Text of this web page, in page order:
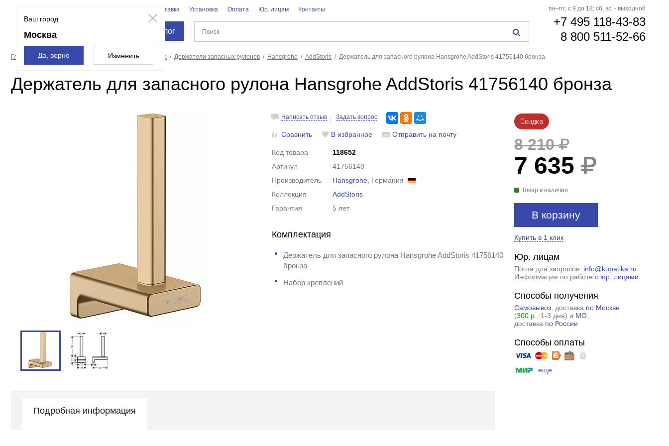
Ваш город
Москва
Да, верно Изменить
Доставка Установка Оплата Юр. лицам Контакты
Каталог
пн–пт, с 9 до 18; сб, вс: - выходной
+7 495 118-43-83
8 800 511-52-66
Главная страница Аксессуары для ванной и туалета Держатели запасных рулонов Hansgrohe AddStoris Держатель для запасного рулона Hansgrohe AddStoris 41756140 бронза
Держатель для запасного рулона Hansgrohe AddStoris 41756140 бронза
Написать отзыв Задать вопрос
Сравнить В избранное Отправить на почту
Код товара
118652
Артикул
41756140
Производитель
Hansgrohe , Германия
Коллекция
AddStoris
Гарантия
5 лет
Комплектация
Держатель для запасного рулона Hansgrohe AddStoris 41756140
бронза
Набор креплений
Скидка
8 210
7 635
Товар в наличии
В корзину
Купить в 1 клик
Юр. лицам
Почта для запросов: info@kupatika.ru
Информация по работе с юр. лицами
Способы получения
Самовывоз, доставка по Москве
(300 р. , 1-3 дня) и МО,
доставка по России
Способы оплаты
еще
Подробная информация